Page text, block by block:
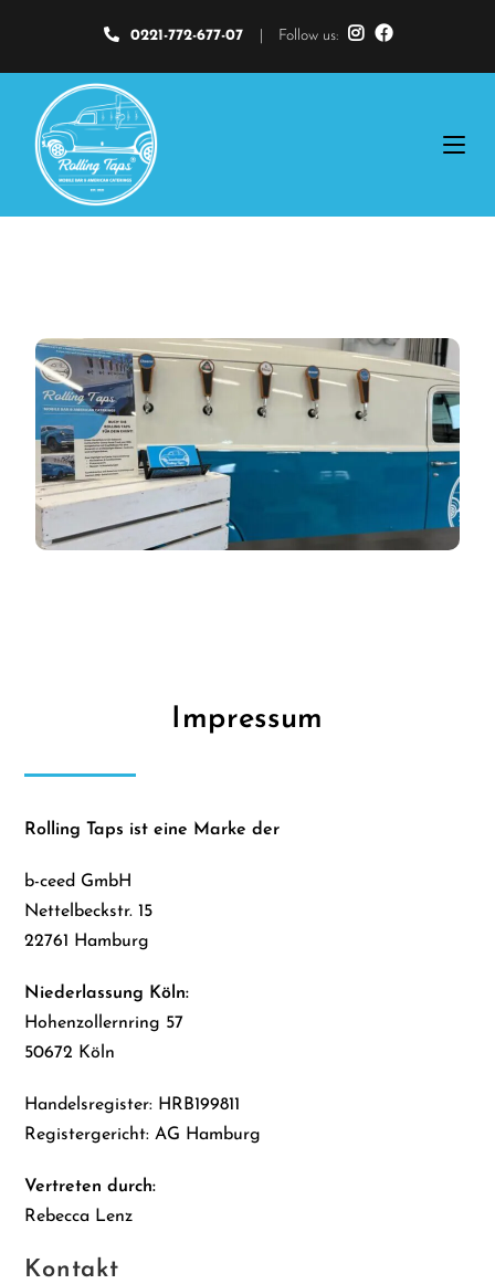
0221-772-677-07 Follow us:
Impressum
Rolling Taps ist eine Marke der
b-ceed GmbH
Nettelbeckstr. 15
22761 Hamburg
Niederlassung Köln:
Hohenzollernring 57
50672 Köln
Handelsregister: HRB199811
Registergericht: AG Hamburg
Vertreten durch:
Rebecca Lenz
Kontakt